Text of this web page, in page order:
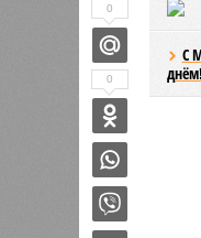
С
0
0